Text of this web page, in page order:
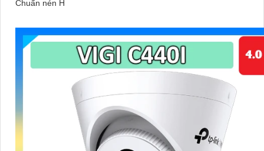
Chuẩn nén H